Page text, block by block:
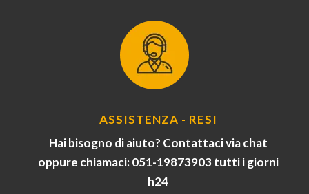
ASSISTENZA - RESI
Hai bisogno di aiuto? Contattaci via chat
oppure chiamaci: 051-19873903 tutti i giorni
h24